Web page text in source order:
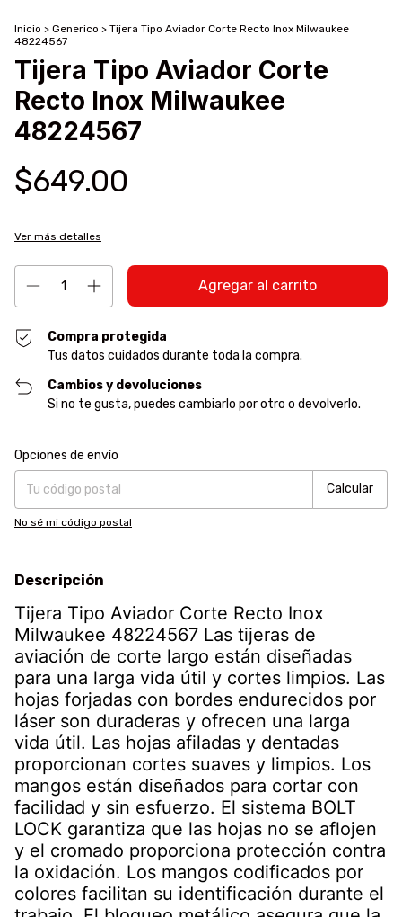
Inicio > Generico > Tijera Tipo Aviador Corte Recto Inox Milwaukee
48224567
Tijera Tipo Aviador Corte
Recto Inox Milwaukee
48224567
$649.00
Ver más detalles
Compra protegida
Tus datos cuidados durante toda la compra.
Cambios y devoluciones
Si no te gusta, puedes cambiarlo por otro o devolverlo.
Entregas para el CP:
Opciones de envío
Calcular
No sé mi código postal
Descripción
Tijera Tipo Aviador Corte Recto Inox
Milwaukee 48224567 Las tijeras de
aviación de corte largo están diseñadas
para una larga vida útil y cortes limpios. Las
hojas forjadas con bordes endurecidos por
láser son duraderas y ofrecen una larga
vida útil. Las hojas afiladas y dentadas
proporcionan cortes suaves y limpios. Los
mangos están diseñados para cortar con
facilidad y sin esfuerzo. El sistema BOLT
LOCK garantiza que las hojas no se aflojen
y el cromado proporciona protección contra
la oxidación. Los mangos codificados por
colores facilitan su identificación durante el